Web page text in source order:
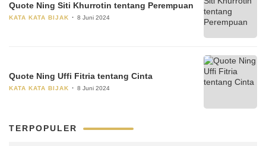
Quote Ning Siti Khurrotin tentang Perempuan
KATA KATA BIJAK 8 Juni 2024
Quote Ning Uffi Fitria tentang Cinta
KATA KATA BIJAK 8 Juni 2024
TERPOPULER